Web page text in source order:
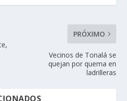
PRÓXIMO
Vecinos de Tonalá se
quejan por quema en
ladrilleras